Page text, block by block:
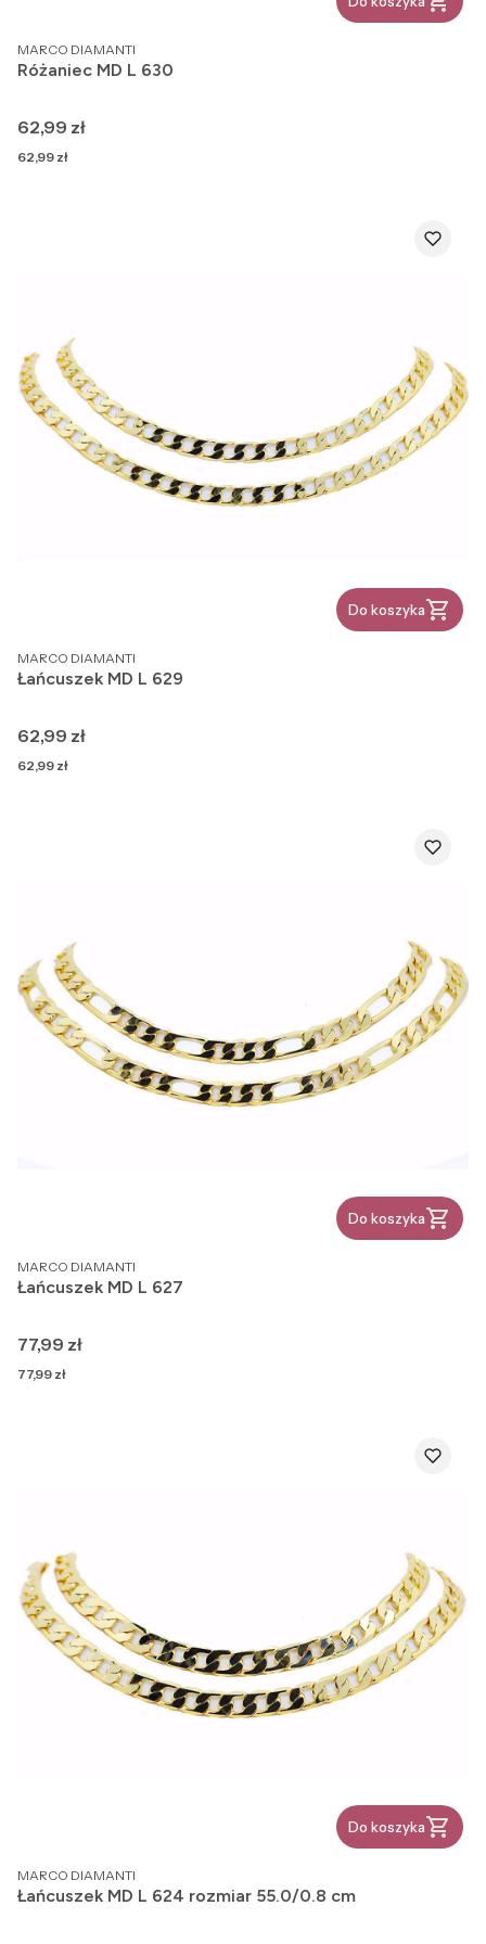
PRODUCENT
MARCO DIAMANTI
Różaniec MD L 630
Cena
62,99 zł
Cena
62,99 zł
Do koszyka
PRODUCENT
MARCO DIAMANTI
Łańcuszek MD L 629
Cena
62,99 zł
Cena
62,99 zł
Do koszyka
PRODUCENT
MARCO DIAMANTI
Łańcuszek MD L 627
Cena
77,99 zł
Cena
77,99 zł
Do koszyka
PRODUCENT
MARCO DIAMANTI
Łańcuszek MD L 624 rozmiar 55.0/0.8 cm